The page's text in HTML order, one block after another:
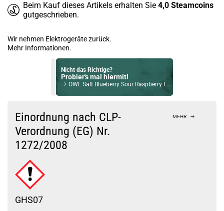
Beim Kauf dieses Artikels erhalten Sie 4,0 Steamcoins
gutgeschrieben.
Wir nehmen Elektrogeräte zurück.
Mehr Informationen.
Nicht das Richtige?
Probier's mal hiermit!
OWL Salt Blueberry Sour Raspberry Longfill Aroma
Check das mal!
The Vaping Flavour The Legend NicSalt Liquid 10ml / 20mg
Du willst Kröten sparen?
Schau mal hier!
Einordnung nach CLP-
Verordnung (EG) Nr.
1272/2008
MEHR
GHS07